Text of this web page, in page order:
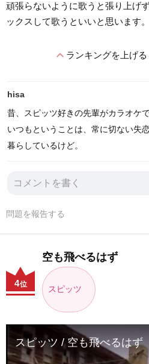
頑張らないように歌うと張り上げ
ックスして歌うといいと思います。
expand_lessランキングを上げる
hisa
昔、スピッツ好きの先輩がカラオケ
いつもということは、常に切ない失
暮らしているけど。
問題を報告する
空も飛べるはず
スピッツ
4位
スピッツ / 空も飛べるはず